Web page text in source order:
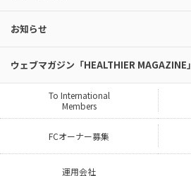
お知らせ
ウェブマガジン「HEALTHIER MAGAZINE」
To International
Members
FCオーナー募集
運用会社